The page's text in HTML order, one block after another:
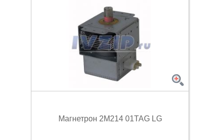
Магнетрон 2M214 01TAG LG